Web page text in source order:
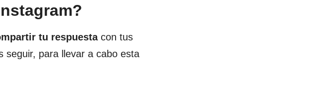
tu respuestacon tus
seguir, para llevar a cabo esta